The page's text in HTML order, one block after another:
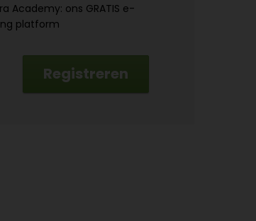
Academy: ons GRATIS e-
platform
Registreren